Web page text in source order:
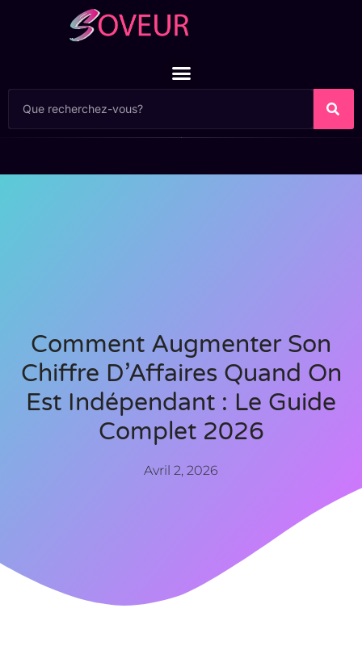
Comment Augmenter Son
Chiffre D’Affaires Quand On
Est Indépendant : Le Guide
Complet 2026
Avril 2, 2026